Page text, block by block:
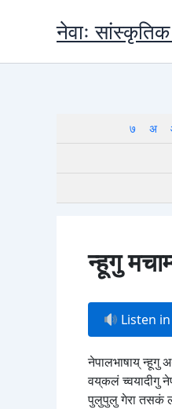
नेवाः
७ अ
न्हूगु
Listen
नेपालभाषाय् न्हूगु
वय्‌कलं च्वयादीगु
पुलुपुलु गेरा तसकं